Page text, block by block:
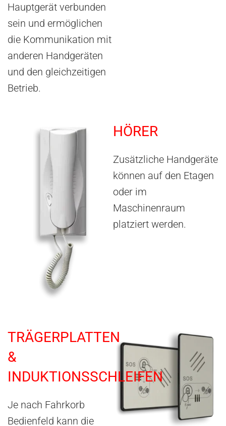
Hauptgerät verbunden
sein und ermöglichen
die Kommunikation mit
anderen Handgeräten
und den gleichzeitigen
Betrieb.
HÖRER
Zusätzliche Handgeräte
können auf den Etagen
oder im
Maschinenraum
platziert werden.
TRÄGERPLATTEN
&
INDUKTIONSSCHLEIFEN
Je nach Fahrkorb
Bedienfeld kann die